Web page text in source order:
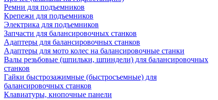
Ремни для подъемников
Крепежи для подъемников
Электрика для подъемников
Запчасти для балансировочных станков
Адаптеры для балансировочных станков
Адаптеры для мото колес на балансировочные станки
Валы резьбовые (шпильки, шпиндели) для балансировочных
станков
Гайки быстрозажимные (быстросъемные) для
балансировочных станков
Клавиатуры, кнопочные панели